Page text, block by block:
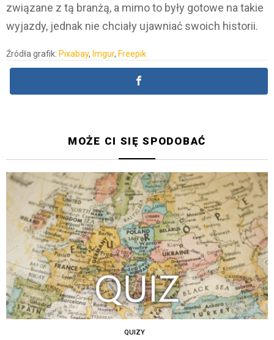
związane z tą branżą, a mimo to były gotowe na takie
wyjazdy, jednak nie chciały ujawniać swoich historii.
Źródła grafik: Pixabay, Imgur, Freepik
MOŻE CI SIĘ SPODOBAĆ
QUIZY